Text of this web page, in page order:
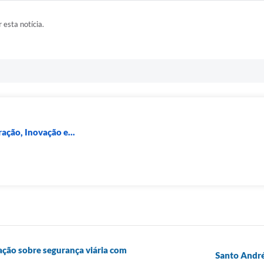
esta notícia.
Inovação e...
sobre segurança viária com
Santo